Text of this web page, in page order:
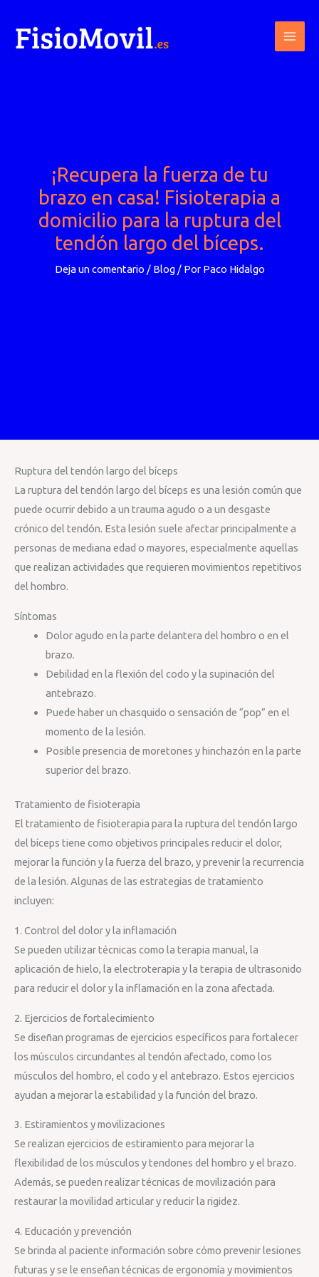
contenido
¡Recupera la fuerza de tu
brazo en casa! Fisioterapia a
domicilio para la ruptura del
tendón largo del bíceps.
Deja un comentario / Blog/ Por Paco Hidalgo
Ruptura del tendón largo del bíceps
La ruptura del tendón largo del bíceps es una lesión común que
puede ocurrir debido a un trauma agudo o a un desgaste
crónico del tendón. Esta lesión suele afectar principalmente a
personas de mediana edad o mayores, especialmente aquellas
que realizan actividades que requieren movimientos repetitivos
del hombro.
Síntomas
Dolor agudo en la parte delantera del hombro o en el
brazo.
Debilidad en la flexión del codo y la supinación del
antebrazo.
Puede haber un chasquido o sensación de “pop” en el
momento de la lesión.
Posible presencia de moretones y hinchazón en la parte
superior del brazo.
Tratamiento de fisioterapia
El tratamiento de fisioterapia para la ruptura del tendón largo
del bíceps tiene como objetivos principales reducir el dolor,
mejorar la función y la fuerza del brazo, y prevenir la recurrencia
de la lesión. Algunas de las estrategias de tratamiento
incluyen:
1. Control del dolor y la inflamación
Se pueden utilizar técnicas como la terapia manual, la
aplicación de hielo, la electroterapia y la terapia de ultrasonido
para reducir el dolor y la inflamación en la zona afectada.
2. Ejercicios de fortalecimiento
Se diseñan programas de ejercicios específicos para fortalecer
los músculos circundantes al tendón afectado, como los
músculos del hombro, el codo y el antebrazo. Estos ejercicios
ayudan a mejorar la estabilidad y la función del brazo.
3. Estiramientos y movilizaciones
Se realizan ejercicios de estiramiento para mejorar la
flexibilidad de los músculos y tendones del hombro y el brazo.
Además, se pueden realizar técnicas de movilización para
restaurar la movilidad articular y reducir la rigidez.
4. Educación y prevención
Se brinda al paciente información sobre cómo prevenir lesiones
futuras y se le enseñan técnicas de ergonomía y movimientos